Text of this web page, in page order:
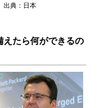
出典：日本
たら何ができるの